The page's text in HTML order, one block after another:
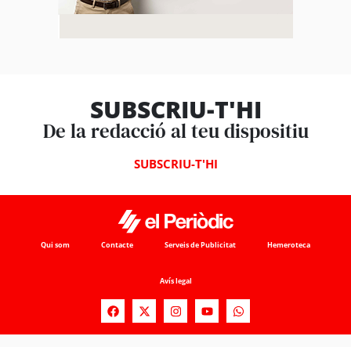
SUBSCRIU-T'HI
De la redacció al teu dispositiu
SUBSCRIU-T'HI
Qui som Contacte Serveis de Publicitat Hemeroteca
Avís legal